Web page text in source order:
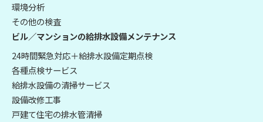
環境分析
その他の検査
ビル／マンションの給排水設備メンテナンス
24時間緊急対応＋給排水設備定期点検
各種点検サービス
給排水設備の清掃サービス
設備改修工事
戸建て住宅の排水管清掃